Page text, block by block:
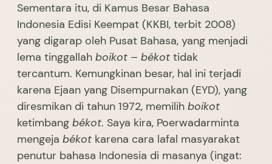
Sementara itu, di Kamus Besar Bahasa
Indonesia Edisi Keempat (KKBI, terbit 2008)
yang digarap oleh Pusat Bahasa, yang menjadi
lema tinggallah boikot – békot tidak
tercantum. Kemungkinan besar, hal ini terjadi
karena Ejaan yang Disempurnakan (EYD), yang
diresmikan di tahun 1972, memilih boikot
ketimbang békot. Saya kira, Poerwadarminta
mengeja békot karena cara lafal masyarakat
penutur bahasa Indonesia di masanya (ingat: